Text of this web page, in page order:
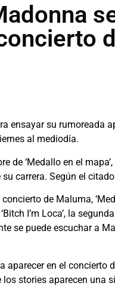
ensayar su rumoreada
al mediodía.
de ‘Medallo en el
carrera. Según el
de Maluma,
I’m Loca’, la
se puede escuchar a
aparecer en el concierto
stories aparecen una